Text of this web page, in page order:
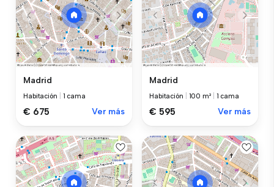
Madrid
Habitación 1 cama
€ 675 Ver más
Madrid
Habitación 100 m² 1 cama
€ 595 Ver más